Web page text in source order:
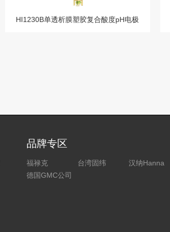
HI1230B单透析膜塑胶复合酸度pH电极
品牌专区
福禄克 台湾固纬
汉纳Hanna
德国GMC公司